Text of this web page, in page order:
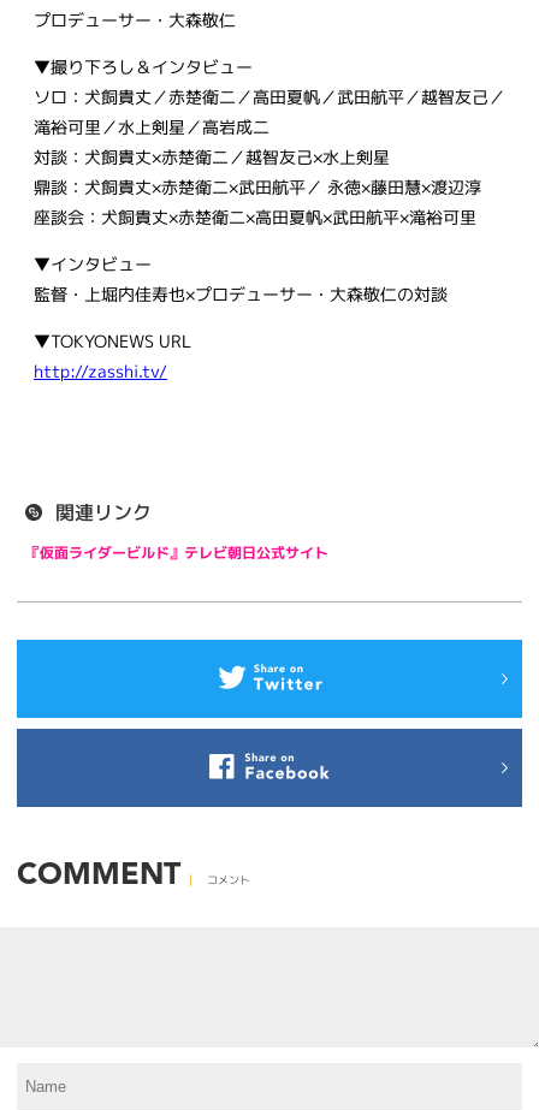
プロデューサー・大森敬仁
▼撮り下ろし＆インタビュー
ソロ：犬飼貴丈／赤楚衛二／高田夏帆／武田航平／越智友己／
滝裕可里／水上剣星／高岩成二
対談：犬飼貴丈×赤楚衛二／越智友己×水上剣星
鼎談：犬飼貴丈×赤楚衛二×武田航平／ 永徳×藤田慧×渡辺淳
座談会：犬飼貴丈×赤楚衛二×高田夏帆×武田航平×滝裕可里
▼インタビュー
監督・上堀内佳寿也×プロデューサー・大森敬仁の対談
▼TOKYONEWS URL
http://zasshi.tv/
関連リンク
『仮面ライダービルド』テレビ朝日公式サイト
COMMENT コメント